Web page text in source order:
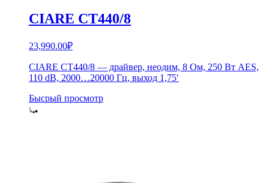
CIARE CT440/8
23,990.00₽
CIARE CT440/8 — драйвер, неодим, 8 Ом, 250 Вт AES,
110 dB, 2000…20000 Гц, выход 1,75′
Бысрый просмотр